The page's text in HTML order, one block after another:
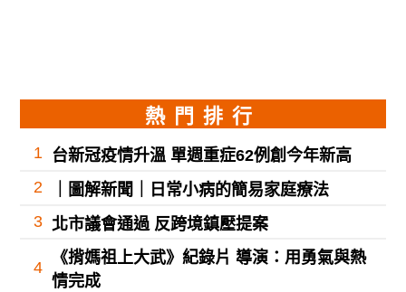
熱門排行
1 台新冠疫情升溫 單週重症62例創今年新高
2
｜圖解新聞｜日常小病的簡易家庭療法
3 北市議會通過 反跨境鎮壓提案
4
《揹媽祖上大武》紀錄片 導演：用勇氣與熱
情完成